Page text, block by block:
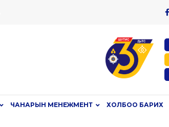
ЧАНАРЫН МЕНЕЖМЕНТ ХОЛБОО БАРИХ